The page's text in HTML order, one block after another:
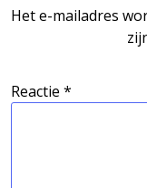
Het e-mailadres
Reactie *